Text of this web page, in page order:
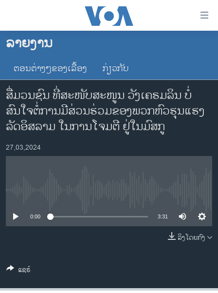
ເຂົ້າ
ຂ້າມ
ຂ້າມ
ໄປ
ຫາ
ຊອກ
ໂຮມເພຈ
ລາວ
ອາເມຣິກາ
ການເລືອກຕັ້ງ ປະທານາທີບໍດີ ສະຫະລັດ 2024
ຂ່າວ​ຈີນ
ເອເຊຍ
ວິທະຍາສາດ-ເທັກໂນໂລຈີ
ພາສາອັງກິດ
ລາຍງານ
ຕອນຕ່າງໆຂອງເລື້ອງ ກ່ຽວກັບ
ສື່ມວນຊົນ ທີ່ສະໜັບສະໜູນ ວັງເຄຣມລິນ ບໍ່
ສົນໃຈຕໍ່ການມີສ່ວນຮ່ວມຂອງພວກຫົວຮຸນແຮງ
ລັດອິສລາມ ໃນການໂຈມຕີ ຢູ່ໃນມົສກູ
27,03,2024
0:00 3:31
ລິງໂດຍກົງ
ແຊຣ໌